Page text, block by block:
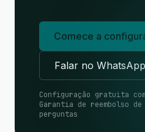
Comece a
Falar no WhatsApp
Configuração gratuita
Garantia de reembolso
perguntas